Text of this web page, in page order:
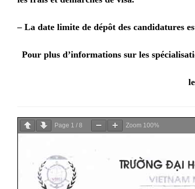
– La date limite de dépôt des candidatures
Pour plus d’informations sur les
Page 1 / 8 Zoom 100%